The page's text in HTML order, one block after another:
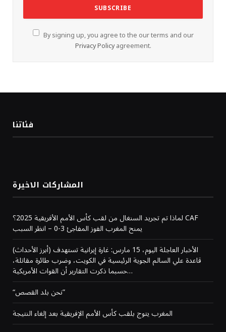
By signing up, you agree to the our terms and our
Privacy Policyagreement.
فئاتنا
المشاركات الاخيرة
لماذا تم تجريد السنغال من لقب كأس الأمم الأفريقية 2025؟ CAF
يمنح المغرب الفوز المفاجئ 3-0 – انظر السبب
(أبرز الأحداث) الأخبار العاجلة اليوم، 15 مارس: غارة إيرانية تستهدف
قاعدة علي السالم الجوية الرئيسية في الكويت، وضرب طائرة مقاتلة،
حسبما ذكرت التقارير أن القوات الأمريكية…
“نحن بلد القصص”
المغرب يتوج بلقب كأس الأمم الإفريقية بعد إلغاء النتيجة